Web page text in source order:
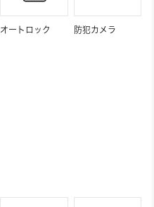
オートロック 防犯カメラ